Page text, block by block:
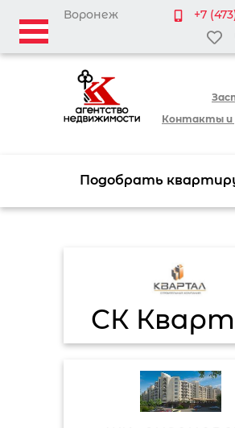
Воронеж +7
Контакты и
Подобрать
СК